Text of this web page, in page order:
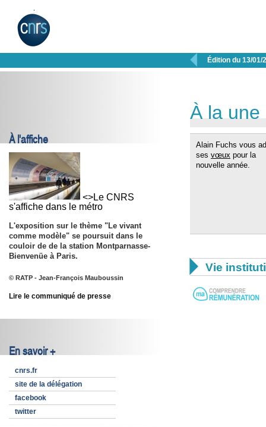
 Édition du 13/01/
À l'affiche
<>Le CNRS
s'affiche dans le métro
L'exposition sur le thème "Le vivant
comme modèle" se poursuit dans le
couloir de de la station Montparnasse-
Bienvenüe à Paris.
© RATP - Jean-François Mauboussin
Lire le communiqué de presse
En savoir +
cnrs.fr
site de la délégation
facebook
twitter
À la une
Alain Fuchs vous
ses vœux pour la
nouvelle année.
 Vie